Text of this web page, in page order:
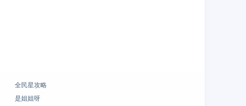
全民星攻略
是姐姐呀